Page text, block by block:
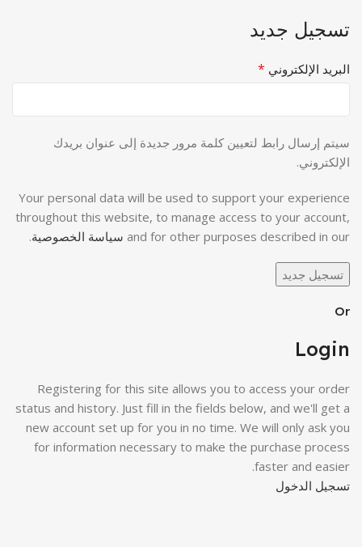
تسجيل جديد
البريد الإلكتروني *
سيتم إرسال رابط لتعيين كلمة مرور جديدة إلى عنوان بريدك
الإلكتروني.
Your personal data will be used to support your experience
throughout this website, to manage access to your account,
and for other purposes described in our سياسة الخصوصية.
تسجيل جديد
Or
Login
Registering for this site allows you to access your order
status and history. Just fill in the fields below, and we'll get a
new account set up for you in no time. We will only ask you
for information necessary to make the purchase process
faster and easier.
تسجيل الدخول